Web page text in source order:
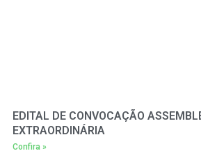
EDITAL DE CONVOCAÇÃO
EXTRAORDINÁRIA
Confira »